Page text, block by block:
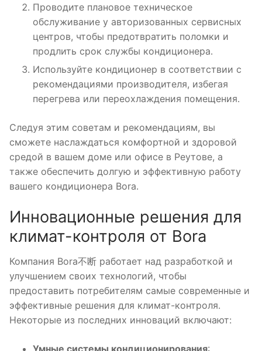
Проводите плановое техническое
обслуживание у авторизованных сервисных
центров, чтобы предотвратить поломки и
продлить срок службы кондиционера․
Используйте кондиционер в соответствии с
рекомендациями производителя, избегая
перегрева или переохлаждения помещения․
Следуя этим советам и рекомендациям, вы
сможете наслаждаться комфортной и здоровой
средой в вашем доме или офисе в Реутове, а
также обеспечить долгую и эффективную работу
вашего кондиционера Bora․
Инновационные решения для
климат-контроля от Bora
Компания Bora不断 работает над разработкой и
улучшением своих технологий, чтобы
предоставить потребителям самые современные и
эффективные решения для климат-контроля․
Некоторые из последних инноваций включают: